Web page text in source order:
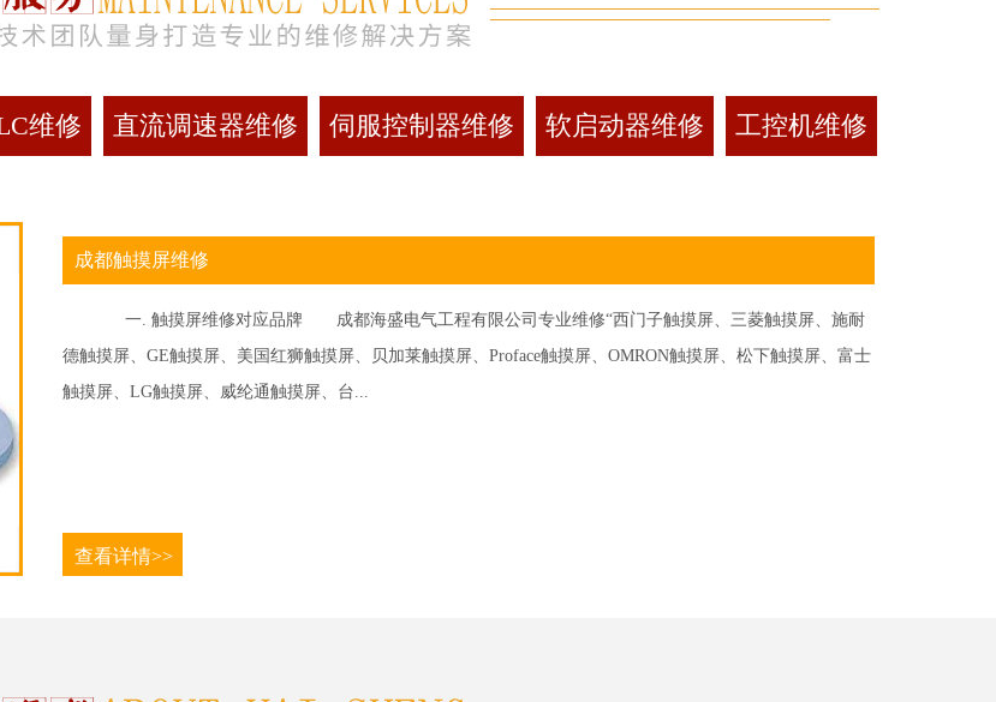
维修 直流调速器维修 伺服控制器维修 软启动器维修 工控机维修
成都触摸屏维修
一. 触摸屏维修对应品牌 成都海盛电气工程有限公司专业维修“西门子触摸屏、三菱触摸屏、施耐
德触摸屏、GE触摸屏、美国红狮触摸屏、贝加莱触摸屏、Proface触摸屏、OMRON触摸屏、松下触摸屏、富士
触摸屏、LG触摸屏、威纶通触摸屏、台...
查看详情>>